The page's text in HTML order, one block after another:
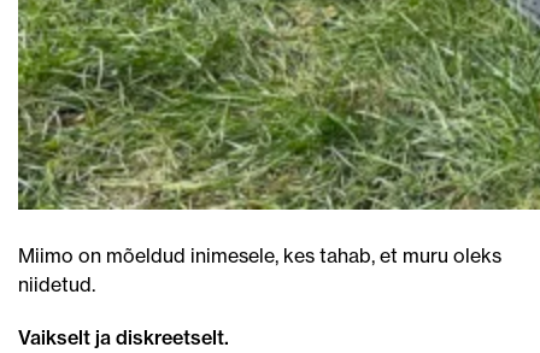
Miimo on mõeldud inimesele, kes tahab, et muru oleks
niidetud.
Vaikselt ja diskreetselt.